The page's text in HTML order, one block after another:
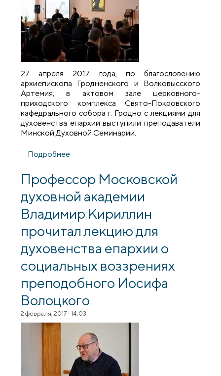
27 апреля 2017 года, по благословению
архиепископа Гродненского и Волковысского
Артемия, в актовом зале церковного-
приходского комплекса Свято-Покровского
кафедрального собора г. Гродно с лекциями для
духовенства епархии выступили преподаватели
Минской Духовной Семинарии.
Подробнее
духовенства епархии выступили
протоиерей Георгий Соколов и
протодиакон Павел Бубнов
Профессор Московской
духовной академии
Владимир Кириллин
прочитал лекцию для
духовенства епархии о
социальных воззрениях
преподобного Иосифа
Волоцкого
2 февраля, 2017 - 14:03